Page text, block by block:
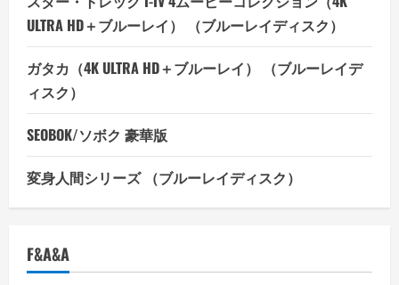
ULTRA HD＋ブルーレイ） （ブルーレイディスク）
ガタカ（4K ULTRA HD＋ブルーレイ） （ブルーレイデ
ィスク）
SEOBOK/ソボク 豪華版
変身人間シリーズ （ブルーレイディスク）
F&A&A